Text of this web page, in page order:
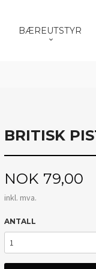
BÆREUTSTYR
BRITISK
Pris
NOK 79,00
inkl. mva.
ANTALL